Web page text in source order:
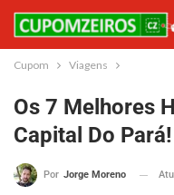
Cupom Viagens
Os 7 Melhores
Capital Do Pará!
Por Jorge Moreno